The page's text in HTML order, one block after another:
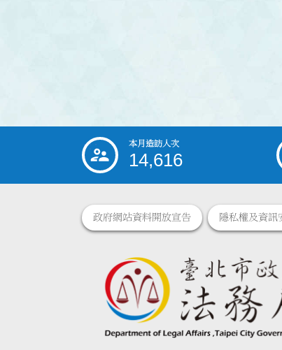
::: 本月造訪人次
14,616
政府網站資料開放宣告 隱私權及資訊